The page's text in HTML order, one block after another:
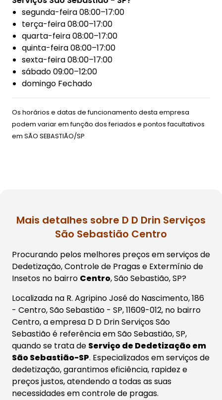
segunda-feira 08:00–17:00
terça-feira 08:00–17:00
quarta-feira 08:00–17:00
quinta-feira 08:00–17:00
sexta-feira 08:00–17:00
sábado 09:00–12:00
domingo Fechado
Os horários e datas de funcionamento desta empresa
podem variar em função dos feriados e pontos facultativos
em SÃO SEBASTIÃO/SP
Mais detalhes sobre D D Drin Serviços
São Sebastião Centro
Procurando pelos melhores preços em serviços de
Dedetização, Controle de Pragas e Extermínio de
Insetos no bairro Centro, São Sebastião, SP?
Localizada na R. Agripino José do Nascimento, 186
- Centro, São Sebastião - SP, 11609-012, no bairro
Centro, a empresa D D Drin Serviços São
Sebastião é referência em São Sebastião, SP,
quando se trata de Serviço de Dedetização em
São Sebastião-SP. Especializados em serviços de
dedetização, garantimos eficiência, rapidez e
preços justos, atendendo a todas as suas
necessidades em controle de pragas.